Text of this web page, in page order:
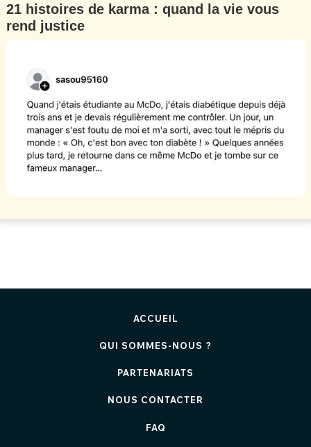
21 histoires de karma : quand la vie vous
rend justice
ACCUEIL
QUI SOMMES-NOUS ?
PARTENARIATS
NOUS CONTACTER
FAQ